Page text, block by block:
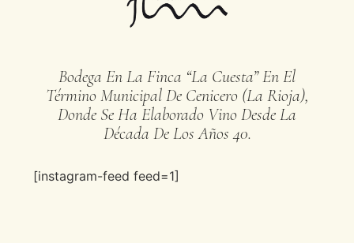
Bodega En La Finca “La Cuesta” En El
Término Municipal De Cenicero (La Rioja),
Donde Se Ha Elaborado Vino Desde La
Década De Los Años 40.
[instagram-feed feed=1]